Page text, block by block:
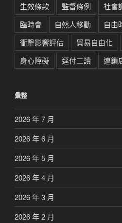
生效條款
監督條例 社會
臨時會
自然人移動 自由
衝擊影響評估
貿易自由化
身心障礙
逕付二讀 連鎖
彙整
2026 年 7 月
2026 年 6 月
2026 年 5 月
2026 年 4 月
2026 年 3 月
2026 年 2 月